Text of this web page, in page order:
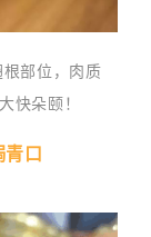
部位，肉质
快朵颐！
口